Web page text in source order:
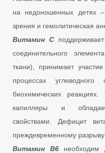
на недоношенных детях
зрения и гемолитическая
Витамин Споддерживает
соединительного
ткани), принимает
процессах
биохимических
капилляры и обладает
свойствами. Дефицит
преждевременному
Витамин В6необходим